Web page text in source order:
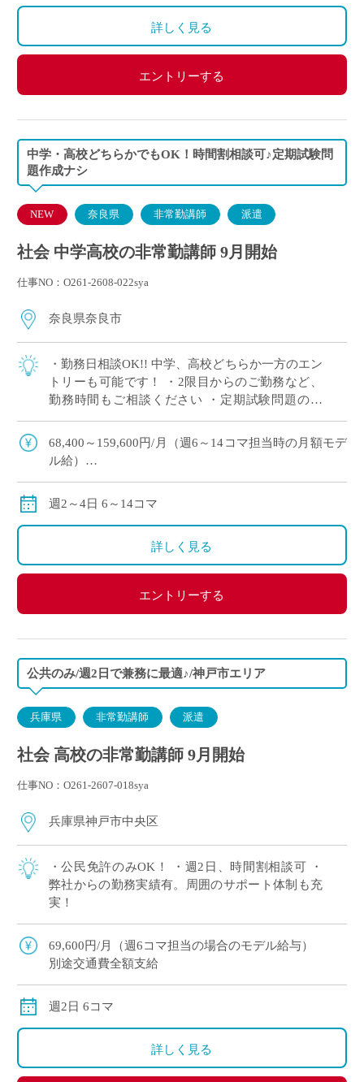
詳しく見る
エントリーする
中学・高校どちらかでもOK！時間割相談可♪定期試験問
題作成ナシ
NEW 奈良県 非常勤講師 派遣
社会 中学高校の非常勤講師 9月開始
仕事NO：O261-2608-022sya
奈良県奈良市
・勤務日相談OK!! 中学、高校どちらか一方のエン
トリーも可能です！ ・2限目からのご勤務など、
勤務時間もご相談ください ・定期試験問題の作
活動の成績評価となります
68,400～159,600円/月（週6～14コマ担当時の月額モデ
ル給）
よる）
週2～4日 6～14コマ
詳しく見る
エントリーする
公共のみ/週2日で兼務に最適♪/神戸市エリア
兵庫県 非常勤講師 派遣
社会 高校の非常勤講師 9月開始
仕事NO：O261-2607-018sya
兵庫県神戸市中央区
・公民免許のみOK！ ・週2日、時間割相談可 ・
弊社からの勤務実績有。周囲のサポート体制も充
実！
69,600円/月（週6コマ担当の場合のモデル給与）
別途交通費全額支給
週2日 6コマ
詳しく見る